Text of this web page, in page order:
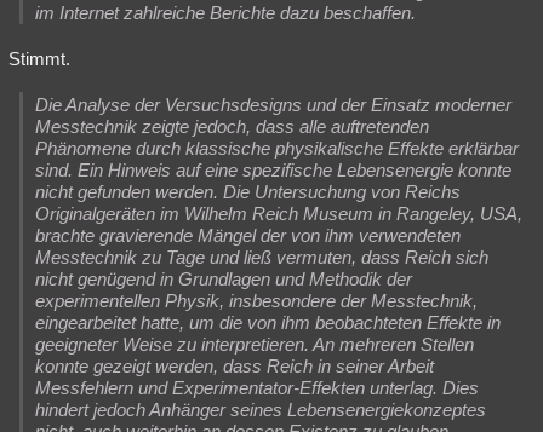
im Internet zahlreiche Berichte dazu beschaffen.
Stimmt.
Die Analyse der Versuchsdesigns und der Einsatz moderner
Messtechnik zeigte jedoch, dass alle auftretenden
Phänomene durch klassische physikalische Effekte erklärbar
sind. Ein Hinweis auf eine spezifische Lebensenergie konnte
nicht gefunden werden. Die Untersuchung von Reichs
Originalgeräten im Wilhelm Reich Museum in Rangeley, USA,
brachte gravierende Mängel der von ihm verwendeten
Messtechnik zu Tage und ließ vermuten, dass Reich sich
nicht genügend in Grundlagen und Methodik der
experimentellen Physik, insbesondere der Messtechnik,
eingearbeitet hatte, um die von ihm beobachteten Effekte in
geeigneter Weise zu interpretieren. An mehreren Stellen
konnte gezeigt werden, dass Reich in seiner Arbeit
Messfehlern und Experimentator-Effekten unterlag. Dies
hindert jedoch Anhänger seines Lebensenergiekonzeptes